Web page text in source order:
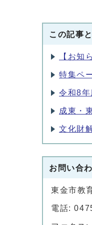
この記事
【お知
特集ペ
令和8年
成東・
文化財
お問い合
東金市教
電話: